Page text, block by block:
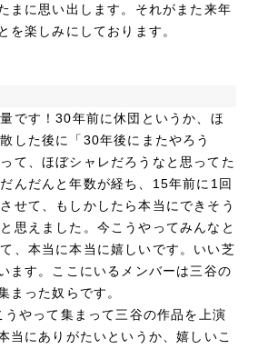
まに思い出します。それがまた来年
を楽しみにしております。
です！30年前に休団というか、ほ
した後に「30年後にまたやろう
て、ほぼシャレだろうなと思ってた
んだんと年数が経ち、15年前に1回
せて、もしかしたら本当にできそう
思えました。今こうやってみんなと
、本当に本当に嬉しいです。いい芝
ます。ここにいるメンバーは三谷の
まった奴らです。
やって集まって三谷の作品を上演
当にありがたいというか、嬉しいこ